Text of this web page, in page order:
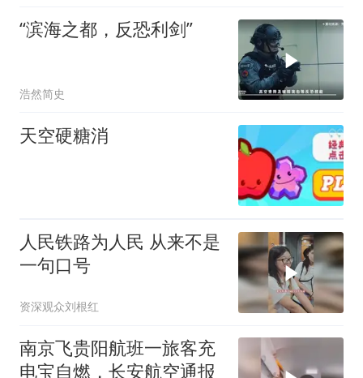
“滨海之都，反恐利剑”
浩然简史
天空硬糖消
人民铁路为人民 从来不是
一句口号
资深观众刘根红
南京飞贵阳航班一旅客充
电宝自燃，长安航空通报